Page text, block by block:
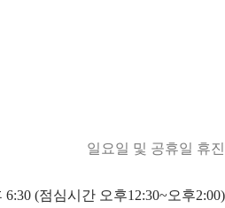
일요일 및 공휴일 휴진
6:30 (점심시간 오후12:30~오후2:00)